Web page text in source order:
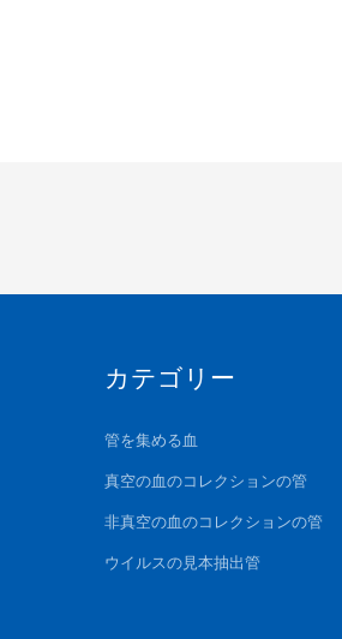
カテゴリー
管を集める血
真空の血のコレクションの管
非真空の血のコレクションの管
ウイルスの見本抽出管